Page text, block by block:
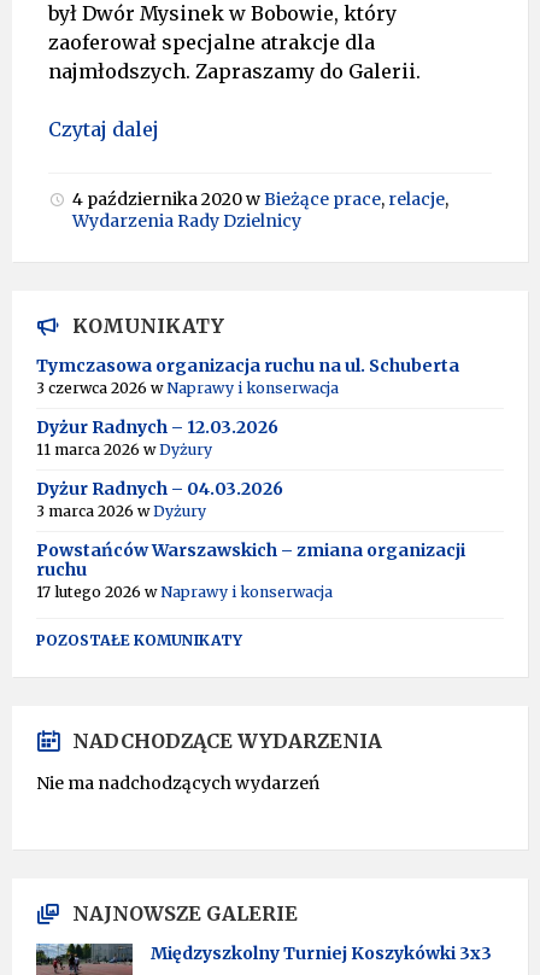
był Dwór Mysinek w Bobowie, który
zaoferował specjalne atrakcje dla
najmłodszych. Zapraszamy do Galerii.
Czytaj dalej
4 października 2020wBieżące prace, relacje,
Wydarzenia Rady Dzielnicy
KOMUNIKATY
Tymczasowa organizacja ruchu na ul. Schuberta
3 czerwca 2026 wNaprawy i konserwacja
Dyżur Radnych – 12.03.2026
11 marca 2026 wDyżury
Dyżur Radnych – 04.03.2026
3 marca 2026 wDyżury
Powstańców Warszawskich – zmiana organizacji
ruchu
17 lutego 2026 wNaprawy i konserwacja
POZOSTAŁE KOMUNIKATY
NADCHODZĄCE WYDARZENIA
Nie ma nadchodzących wydarzeń
NAJNOWSZE GALERIE
Międzyszkolny Turniej Koszykówki 3x3